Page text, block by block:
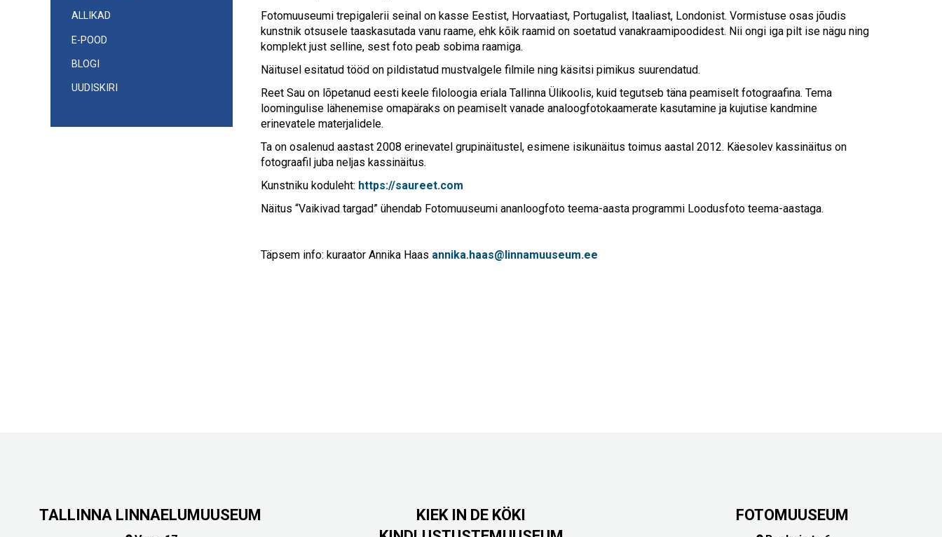
ALLIKAD
E-POOD
BLOGI
UUDISKIRI
Fotomuuseumi trepigalerii seinal on kasse Eestist, Horvaatiast, Portugalist, Itaaliast, Londonist. Vormistuse osas jõudis
kunstnik otsusele taaskasutada vanu raame, ehk kõik raamid on soetatud vanakraamipoodidest. Nii ongi iga pilt ise nägu ning
komplekt just selline, sest foto peab sobima raamiga.
Näitusel esitatud tööd on pildistatud mustvalgele filmile ning käsitsi pimikus suurendatud.
Reet Sau on lõpetanud eesti keele filoloogia eriala Tallinna Ülikoolis, kuid tegutseb täna peamiselt fotograafina. Tema
loomingulise lähenemise omapäraks on peamiselt vanade analoogfotokaamerate kasutamine ja kujutise kandmine
erinevatele materjalidele.
Ta on osalenud aastast 2008 erinevatel grupinäitustel, esimene isikunäitus toimus aastal 2012. Käesolev kassinäitus on
fotograafil juba neljas kassinäitus.
Kunstniku koduleht: https://saureet.com
Näitus “Vaikivad targad” ühendab Fotomuuseumi ananloogfoto teema-aasta programmi Loodusfoto teema-aastaga.
Täpsem info: kuraator Annika Haas annika.haas@linnamuuseum.ee
TALLINNA LINNAELUMUUSEUM
KIEK IN DE KÖKI
FOTOMUUSEUM